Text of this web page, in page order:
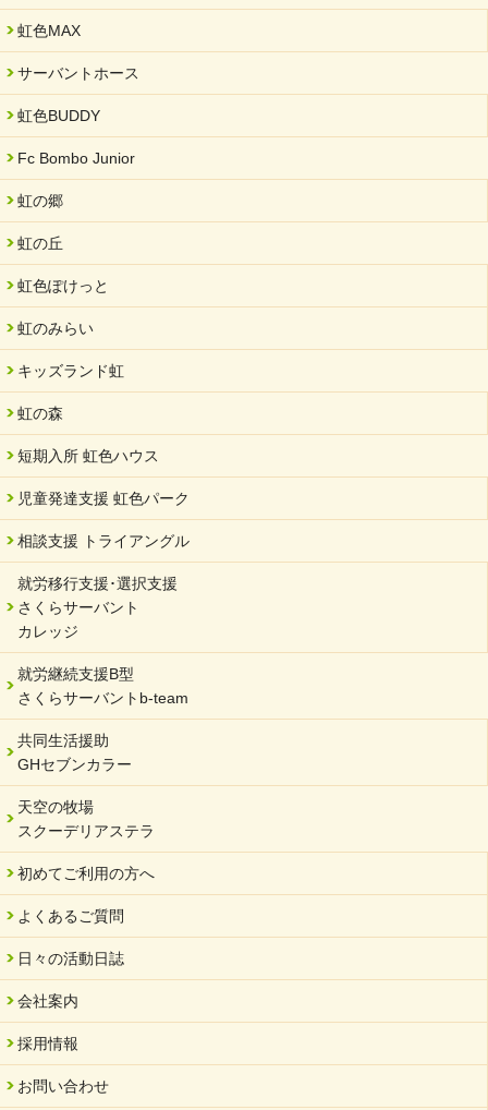
就労継続支援B型「エコボール」事業を始めました
2024/09/10
2024/08/26
2024/08/01
夏休み学習支援・可茂自悠学舎
2024/07/03
中部学院大学「現代福祉マネジメント」ゲスト講師
2024/04/17
SDGs発表会・研修会
2024/04/05
中学生向けのフリースクール「可茂自悠学舎」開設
2024/04/01
を開催しました。
2024/02/20
2024/02/02
岐阜県 ワーク・ライフ・バランス推進エクセレント企業認定
2024/01/15
令和6年能登半島地震被災者支援において
2023/12/29
年末年始のお知らせ
2023/12/18
北方支店・保護者交流会「収穫祭」
2023/11/08
オンラインショップを開設しました
2023/10/20
「可児の企業魅力発見フェア」に出展しました
2023/10/17
馬糞堆肥「馬の力」販売開始
2023/08/18
クラウドファンディングのご案内
yahooショッピングサイト本日開店
虹色MAX
サーバントホース
虹色BUDDY
Fc Bombo Junior
虹の郷
虹の丘
虹色ぽけっと
虹のみらい
キッズランド虹
虹の森
短期入所 虹色ハウス
児童発達支援 虹色パーク
相談支援 トライアングル
就労移行支援･選択支援
さくらサーバント
カレッジ
就労継続支援B型
さくらサーバントb-team
共同生活援助
GHセブンカラー
天空の牧場
スクーデリアステラ
初めてご利用の方へ
よくあるご質問
日々の活動日誌
会社案内
採用情報
お問い合わせ